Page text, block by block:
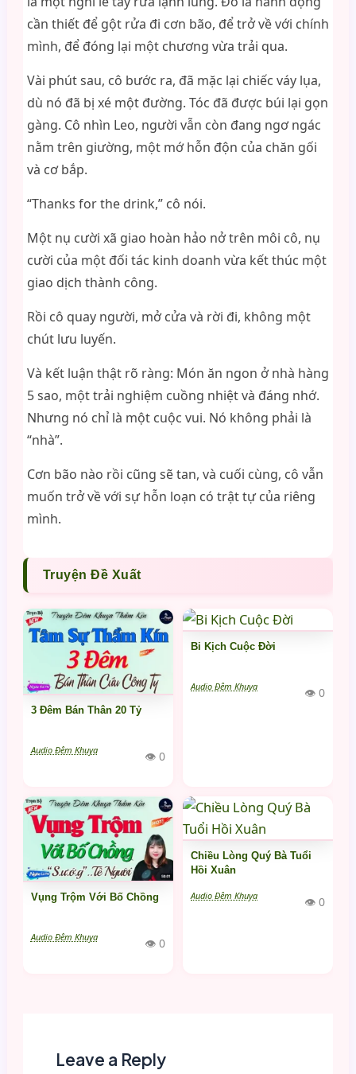
cần thiết để gột rửa đi cơn bão, để trở về với chính
mình, để đóng lại một chương vừa trải qua.
Vài phút sau, cô bước ra, đã mặc lại chiếc váy lụa,
dù nó đã bị xé một đường. Tóc đã được búi lại gọn
gàng. Cô nhìn Leo, người vẫn còn đang ngơ ngác
nằm trên giường, một mớ hỗn độn của chăn gối
và cơ bắp.
“Thanks for the drink,” cô nói.
Một nụ cười xã giao hoàn hảo nở trên môi cô, nụ
cười của một đối tác kinh doanh vừa kết thúc một
giao dịch thành công.
Rồi cô quay người, mở cửa và rời đi, không một
chút lưu luyến.
Và kết luận thật rõ ràng: Món ăn ngon ở nhà hàng
5 sao, một trải nghiệm cuồng nhiệt và đáng nhớ.
Nhưng nó chỉ là một cuộc vui. Nó không phải là
“nhà”.
Cơn bão nào rồi cũng sẽ tan, và cuối cùng, cô vẫn
muốn trở về với sự hỗn loạn có trật tự của riêng
mình.
Truyện Đề Xuất
3 Đêm Bán Thân 20 Tỷ
Audio Đêm Khuya 👁 0
Bi Kịch Cuộc Đời
Audio Đêm Khuya 👁 0
Vụng Trộm Với Bố Chồng
Audio Đêm Khuya 👁 0
Chiều Lòng Quý Bà Tuổi
Hồi Xuân
Audio Đêm Khuya 👁 0
Leave a Reply